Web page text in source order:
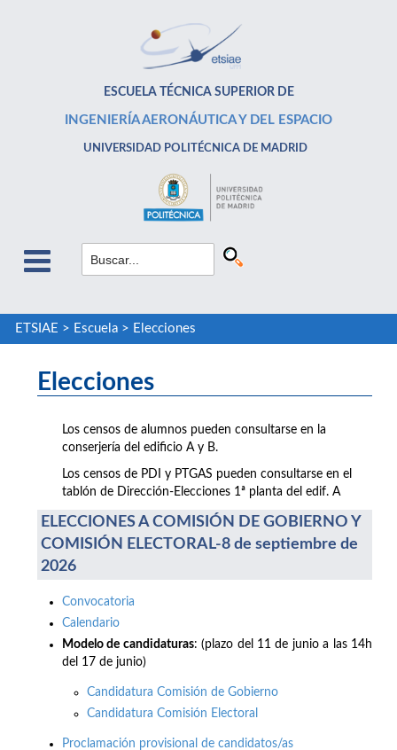
ESCUELA TÉCNICA SUPERIOR DE
INGENIERÍA AERONÁUTICA Y DEL ESPACIO
UNIVERSIDAD POLITÉCNICA DE MADRID
ETSIAE > Escuela> Elecciones
Elecciones
Los censos de alumnos pueden consultarse en la
conserjería del edificio A y B.
Los censos de PDI y PTGAS pueden consultarse en el
tablón de Dirección-Elecciones 1ª planta del edif. A
ELECCIONES A COMISIÓN DE GOBIERNO Y
COMISIÓN ELECTORAL-8 de septiembre de
2026
Convocatoria
Calendario
Modelo de candidaturas: (plazo del 11 de junio a las 14h
del 17 de junio)
Candidatura Comisión de Gobierno
Candidatura Comisión Electoral
Proclamación provisional de candidatos/as